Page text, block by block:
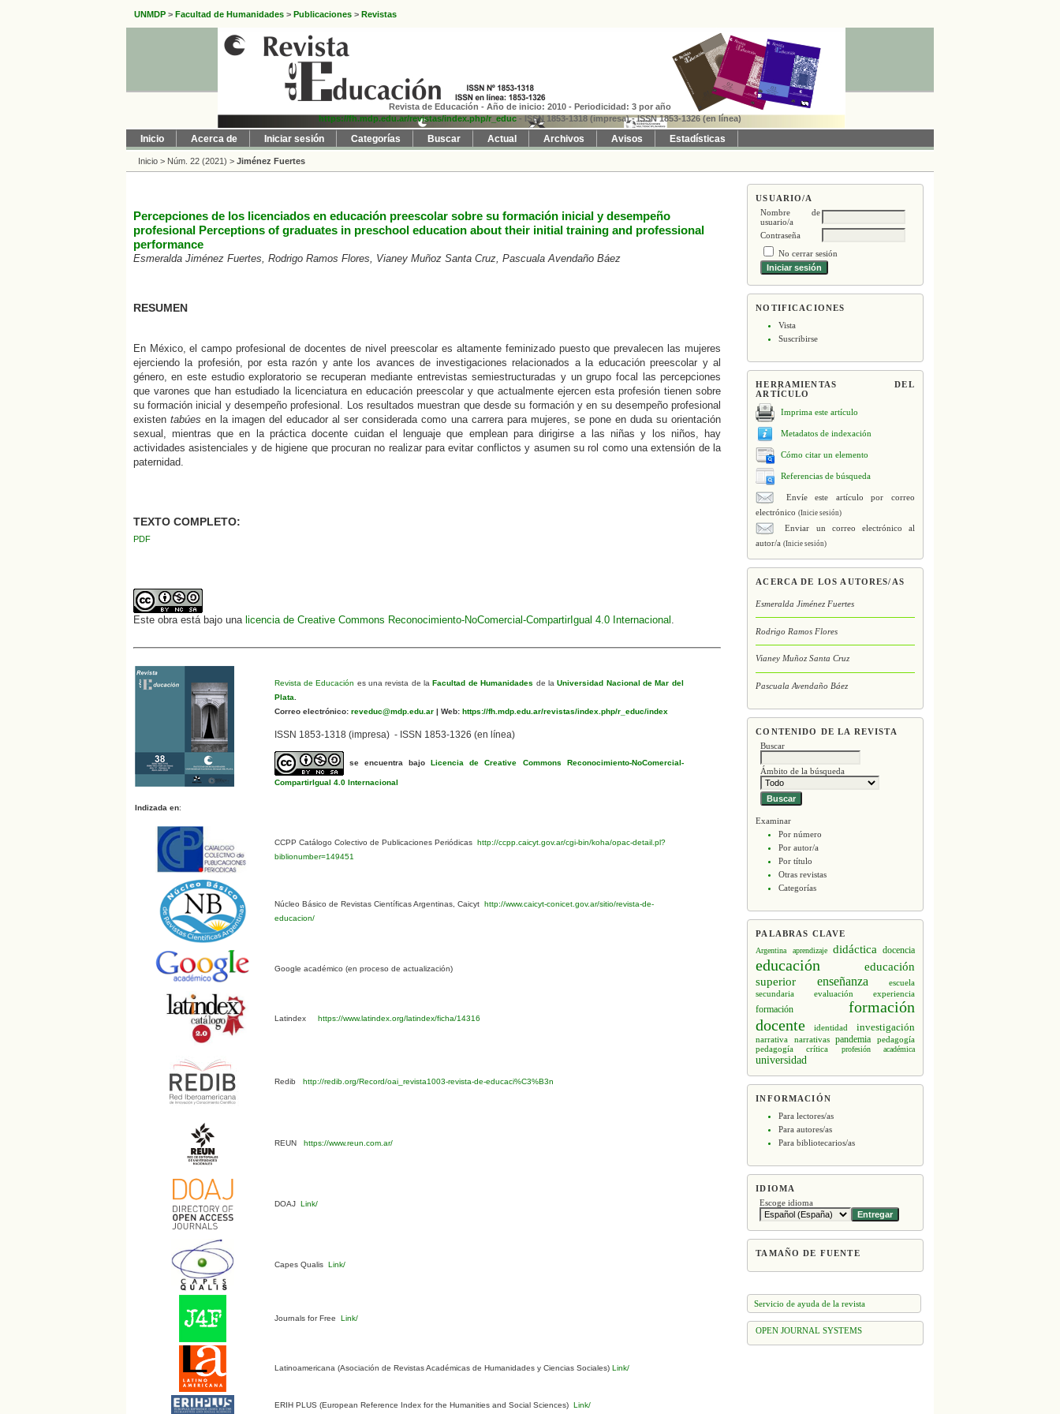
UNMDP > Facultad de Humanidades > Publicaciones > Revistas
Revista de Educación - Año de inicio: 2010 - Periodicidad: 3 por año
https://fh.mdp.edu.ar/revistas/index.php/r_educ - ISSN 1853-1318 (impresa) - ISSN 1853-1326 (en línea)
USUARIO/A
Nombre de
usuario/a
Contraseña
No cerrar sesión
NOTIFICACIONES
Vista
Suscribirse
HERRAMIENTAS DEL
ARTÍCULO
Imprima este artículo
Metadatos de indexación
Cómo citar un elemento
Referencias de búsqueda
Envíe este artículo por correo
electrónico(Inicie sesión)
Enviar un correo electrónico al
autor/a(Inicie sesión)
ACERCA DE LOS AUTORES/AS
Esmeralda Jiménez Fuertes
Rodrigo Ramos Flores
Vianey Muñoz Santa Cruz
Pascuala Avendaño Báez
CONTENIDO DE LA REVISTA
Buscar
Ámbito de la búsqueda
Examinar
Por número
Por autor/a
Por título
Otras revistas
Categorías
PALABRAS CLAVE
Argentina aprendizaje didáctica docencia
educación
educación
superior
enseñanza
escuela
secundaria
evaluación
experiencia
formación
formación
docente
identidad investigación
narrativa narrativas pandemia
pedagogía
pedagogía crítica
profesión académica
universidad
INFORMACIÓN
Para lectores/as
Para autores/as
Para bibliotecarios/as
IDIOMA
Escoge idioma
TAMAÑO DE FUENTE
Servicio de ayuda de la revista
OPEN JOURNAL SYSTEMS
Inicio Acerca de Iniciar sesión Categorías Buscar Actual Archivos Avisos Estadísticas
Inicio > Núm. 22 (2021) > Jiménez Fuertes
Percepciones de los licenciados en educación preescolar sobre su formación inicial y desempeño
profesional Perceptions of graduates in preschool education about their initial training and professional
performance
Esmeralda Jiménez Fuertes, Rodrigo Ramos Flores, Vianey Muñoz Santa Cruz, Pascuala Avendaño Báez
RESUMEN
En México, el campo profesional de docentes de nivel preescolar es altamente feminizado puesto que prevalecen las mujeres
ejerciendo la profesión, por esta razón y ante los avances de investigaciones relacionados a la educación preescolar y al
género, en este estudio exploratorio se recuperan mediante entrevistas semiestructuradas y un grupo focal las percepciones
que varones que han estudiado la licenciatura en educación preescolar y que actualmente ejercen esta profesión tienen sobre
su formación inicial y desempeño profesional. Los resultados muestran que desde su formación y en su desempeño profesional
existen tabúes en la imagen del educador al ser considerada como una carrera para mujeres, se pone en duda su orientación
sexual, mientras que en la práctica docente cuidan el lenguaje que emplean para dirigirse a las niñas y los niños, hay
actividades asistenciales y de higiene que procuran no realizar para evitar conflictos y asumen su rol como una extensión de la
paternidad.
TEXTO COMPLETO:
PDF
Este obra está bajo una licencia de Creative Commons Reconocimiento-NoComercial-CompartirIgual 4.0 Internacional .
Revista de Educación es una revista de la Facultad de Humanidades de la Universidad Nacional de Mar del
Plata
Correo electrónico:reveduc@mdp.edu.ar| Web:https://fh.mdp.edu.ar/revistas/index.php/r_educ/index
ISSN 1853-1318 (impresa) - ISSN 1853-1326 (en línea)
se encuentra bajoLicencia de Creative Commons Reconocimiento-NoComercial-
CompartirIgual 4.0 Internacional
Indizada en:
CCPP Catálogo Colectivo de Publicaciones Periódicas http://ccpp.caicyt.gov.ar/cgi-bin/koha/opac-detail.pl?
biblionumber=149451
Núcleo Básico de Revistas Científicas Argentinas, Caicyt http://www.caicyt-conicet.gov.ar/sitio/revista-de-
educacion/
Google académico (en proceso de actualización)
Latindex https://www.latindex.org/latindex/ficha/14316
Redib http://redib.org/Record/oai_revista1003-revista-de-educaci%C3%B3n
REUN https://www.reun.com.ar/
DOAJ Link/
Capes Qualis Link/
Journals for Free Link/
Latinoamericana (Asociación de Revistas Académicas de Humanidades y Ciencias Sociales)Link/
ERIH PLUS (European Reference Index for the Humanities and Social Sciences) Link/